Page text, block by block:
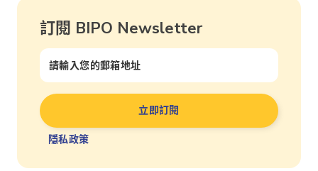
訂閱 BIPO Newsletter
隱私政策